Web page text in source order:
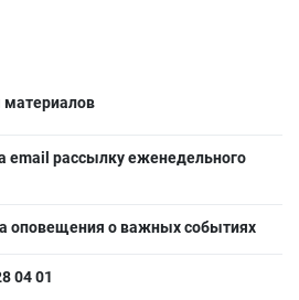
материалов
email рассылку еженедельного
оповещения о важных событиях
04 01